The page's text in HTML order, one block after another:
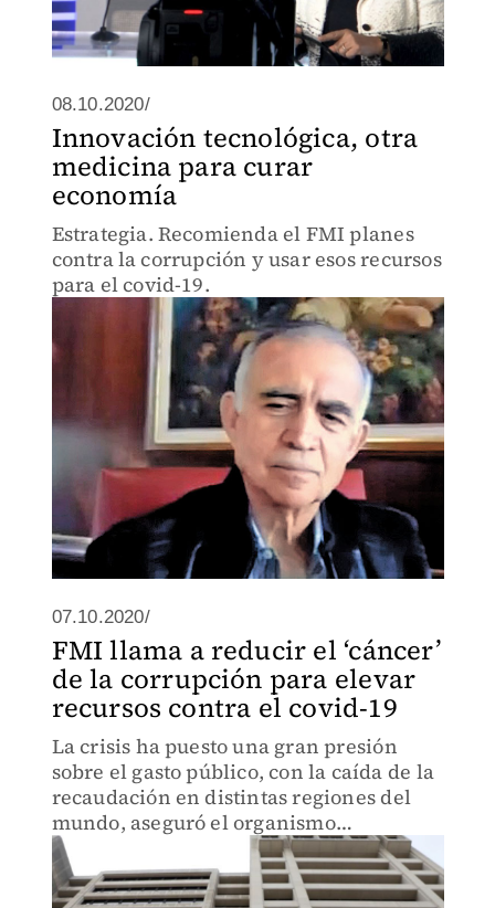
08.10.2020/
Innovación tecnológica, otra
medicina para curar
economía
Estrategia. Recomienda el FMI planes
contra la corrupción y usar esos recursos
para el covid-19.
07.10.2020/
FMI llama a reducir el ‘cáncer’
de la corrupción para elevar
recursos contra el covid-19
La crisis ha puesto una gran presión
sobre el gasto público, con la caída de la
recaudación en distintas regiones del
mundo, aseguró el organismo
internacional.